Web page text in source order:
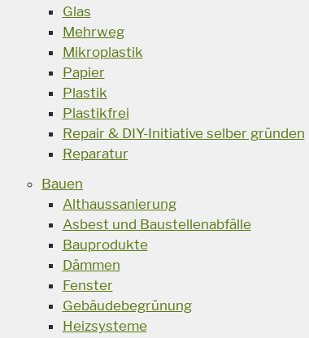
Glas
Mehrweg
Mikroplastik
Papier
Plastik
Plastikfrei
Repair & DIY-Initiative selber gründen
Reparatur
Bauen
Althaussanierung
Asbest und Baustellenabfälle
Bauprodukte
Dämmen
Fenster
Gebäudebegrünung
Heizsysteme